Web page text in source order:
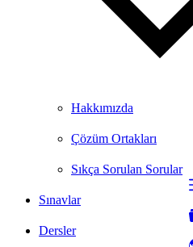
Hakkımızda
Çözüm Ortakları
Sıkça Sorulan Sorular
Sınavlar
Dersler